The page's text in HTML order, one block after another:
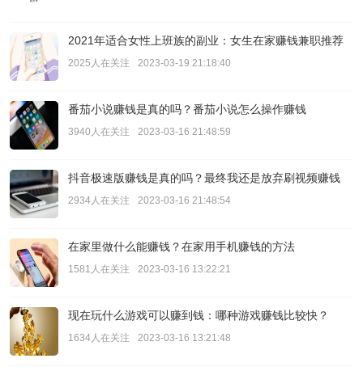
2021年适合女性上班族的副业：女生在家赚钱兼职推荐
2025人在关注 2023-03-19 21:18:40
番茄小说赚钱是真的吗？番茄小说怎么操作赚钱
3940人在关注 2023-03-16 21:48:59
抖音极速版赚钱是真的吗？最终我还是放弃刷视频赚钱
2934人在关注 2023-03-16 21:48:54
在家里做什么能赚钱？在家用手机赚钱的方法
1581人在关注 2023-03-16 13:22:21
现在玩什么游戏可以赚到钱：哪种游戏赚钱比较快？
1634人在关注 2023-03-16 13:21:48